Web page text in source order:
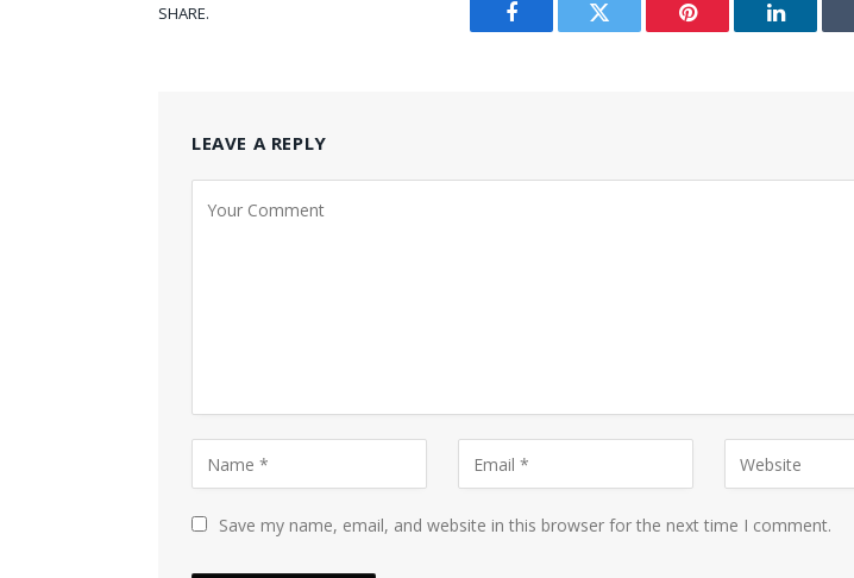
SHARE.
Facebook Twitter Pinterest LinkedIn
LEAVE A REPLY
Save my name, email, and website in this browser for the next time I comment.